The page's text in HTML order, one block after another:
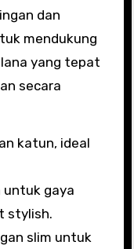
dan
mendukung
yang tepat
secara
katun, ideal
untuk gaya
stylish.
slim untuk